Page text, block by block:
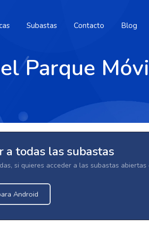
Subastas Contacto Blog
Parque
a todas las subastas
si quieres acceder a las subastas
Android